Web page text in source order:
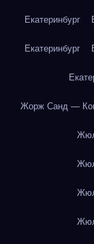
Екатеринбург
Екатеринбург
Жорж Санд —